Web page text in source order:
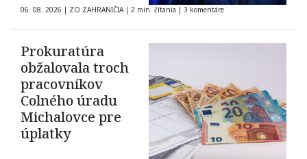
06. 08. 2026 | ZO ZAHRANIČIA | 2 min. čítania | 3 komentáre
Prokuratúra
obžalovala troch
pracovníkov
Colného úradu
Michalovce pre
úplatky